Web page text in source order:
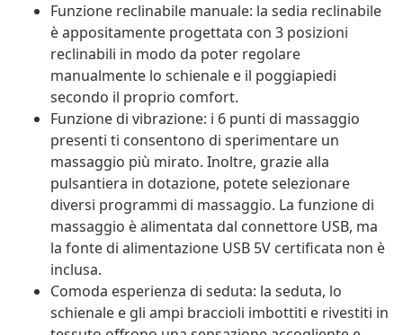
Funzione reclinabile manuale: la sedia reclinabile
è appositamente progettata con 3 posizioni
reclinabili in modo da poter regolare
manualmente lo schienale e il poggiapiedi
secondo il proprio comfort.
Funzione di vibrazione: i 6 punti di massaggio
presenti ti consentono di sperimentare un
massaggio più mirato. Inoltre, grazie alla
pulsantiera in dotazione, potete selezionare
diversi programmi di massaggio. La funzione di
massaggio è alimentata dal connettore USB, ma
la fonte di alimentazione USB 5V certificata non è
inclusa.
Comoda esperienza di seduta: la seduta, lo
schienale e gli ampi braccioli imbottiti e rivestiti in